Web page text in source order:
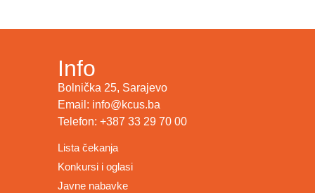
Info
Bolnička 25, Sarajevo
Email: info@kcus.ba
Telefon: +387 33 29 70 00
Lista čekanja
Konkursi i oglasi
Javne nabavke